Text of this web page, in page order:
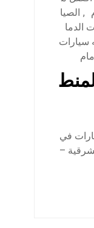
, الصيا
الدما
سيارات
في
–